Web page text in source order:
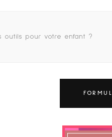
outils pour votre enfant ?